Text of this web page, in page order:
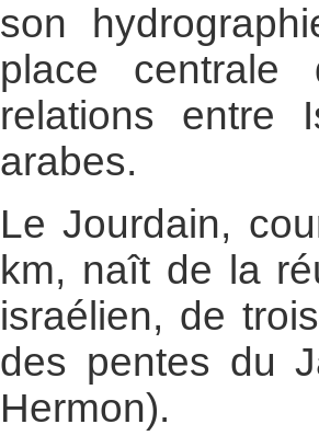
son
place centrale
relations entre
arabes.
Le Jourdain,
km, naît de la
israélien, de
des pentes du
Hermon).